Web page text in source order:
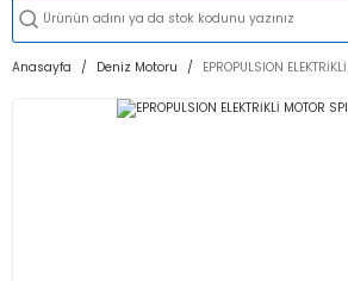
Anasayfa Deniz Motoru EPROPULSION